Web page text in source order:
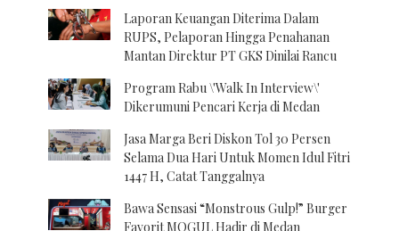
Laporan Keuangan Diterima Dalam
RUPS, Pelaporan Hingga Penahanan
Mantan Direktur PT GKS Dinilai Rancu
Program Rabu \'Walk In Interview\'
Dikerumuni Pencari Kerja di Medan
Jasa Marga Beri Diskon Tol 30 Persen
Selama Dua Hari Untuk Momen Idul Fitri
1447 H, Catat Tanggalnya
Bawa Sensasi “Monstrous Gulp!” Burger
Favorit MOGUL Hadir di Medan